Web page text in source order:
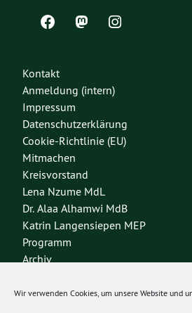
Wir verwenden Cookies, um unsere Website und
Kontakt
Anmeldung (intern)
Impressum
Datenschutzerklärung
Cookie-Richtlinie (EU)
Mitmachen
Kreisvorstand
Lena Nzume MdL
Dr. Alaa Alhamwi MdB
Katrin Langensiepen MEP
Programm
Archiv
Bundesverband